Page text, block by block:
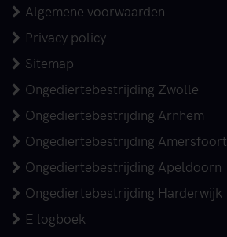
Algemene voorwaarden
Privacy policy
Sitemap
Ongediertebestrijding Zwolle
Ongediertebestrijding Arnhem
Ongediertebestrijding Amersfoort
Ongediertebestrijding Apeldoorn
Ongediertebestrijding Harderwijk
E logboek